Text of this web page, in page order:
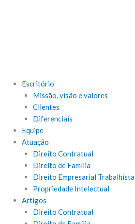
Escritório
Missão, visão e valores
Clientes
Diferenciais
Equipe
Atuação
Direito Contratual
Direito de Família
Direito Empresarial Trabalhista
Propriedade Intelectual
Artigos
Direito Contratual